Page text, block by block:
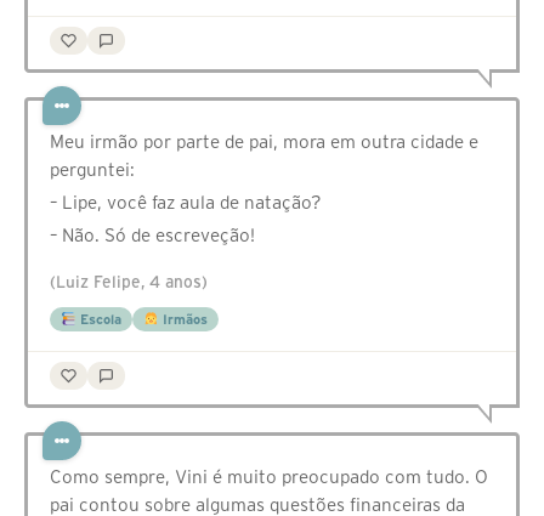
Meu irmão por parte de pai, mora em outra cidade e
perguntei:
– Lipe, você faz aula de natação?
– Não. Só de escreveção!
(Luiz Felipe, 4 anos)
Escola Irmãos
Como sempre, Vini é muito preocupado com tudo. O
pai contou sobre algumas questões financeiras da